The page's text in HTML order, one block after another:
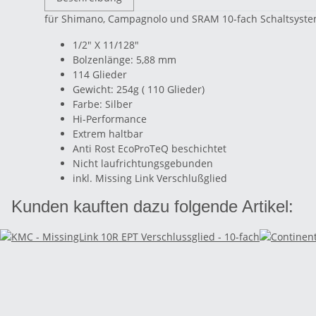
für Shimano, Campagnolo und SRAM 10-fach
1/2" X 11/128"
Bolzenlänge: 5,88 mm
114 Glieder
Gewicht: 254g ( 110 Glieder)
Farbe: Silber
Hi-Performance
Extrem haltbar
Anti Rost EcoProTeQ beschichtet
Nicht laufrichtungsgebunden
inkl. Missing Link Verschlußglied
Kunden kauften dazu folgende Artikel: